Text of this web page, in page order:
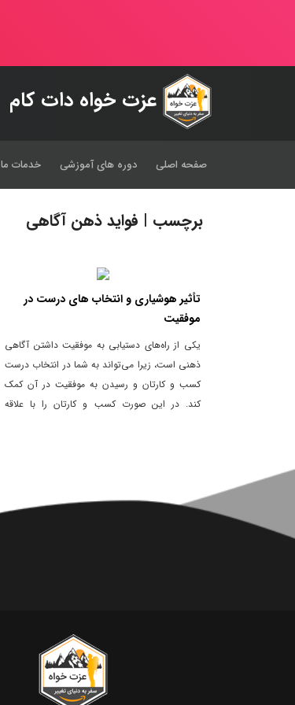
عزت خواه دات کام
صفحه اصلی دوره های آموزشی خدمات ما
برچسب | فواید ذهن آگاهی
تأثیر هوشیاری و انتخاب های درست در
موفقیت
یکی از راه‌های دستیابی به موفقیت داشتن آگاهی
ذهنی است، زیرا می‌تواند به شما در انتخاب درست
کسب و کارتان و رسیدن به موفقیت در آن کمک
کند. در این صورت کسب و کارتان را با علاقه